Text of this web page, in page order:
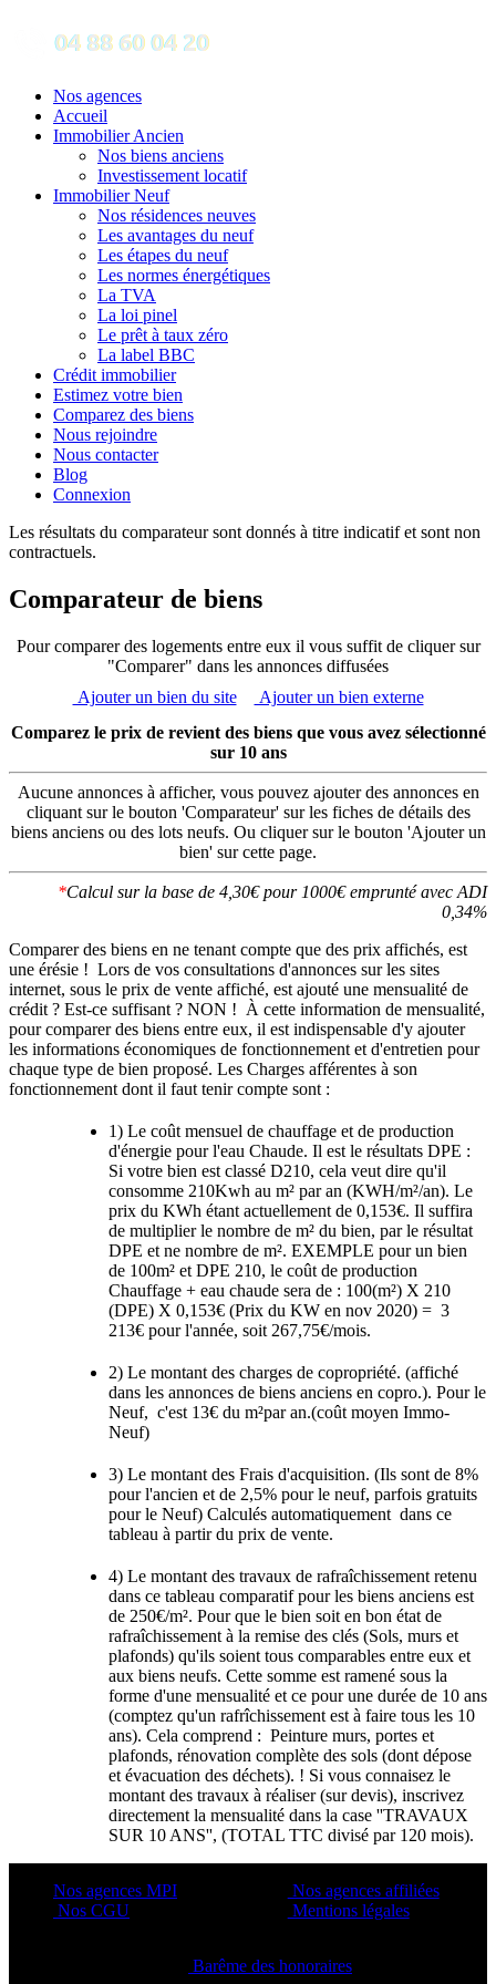
Nos agences
Accueil
Immobilier Ancien
Nos biens anciens
Investissement locatif
Immobilier Neuf
Nos résidences neuves
Les avantages du neuf
Les étapes du neuf
Les normes énergétiques
La TVA
La loi pinel
Le prêt à taux zéro
La label BBC
Crédit immobilier
Estimez votre bien
Comparez des biens
Nous rejoindre
Nous contacter
Blog
Connexion
Les résultats du comparateur sont donnés à titre indicatif et sont non
contractuels.
Comparateur de biens
Pour comparer des logements entre eux il vous suffit de cliquer sur
"Comparer" dans les annonces diffusées
Ajouter un bien du site
Ajouter un bien externe
Comparez le prix de revient des biens que vous avez sélectionné
sur 10 ans
Aucune annonces à afficher, vous pouvez ajouter des annonces en
cliquant sur le bouton 'Comparateur' sur les fiches de détails des
biens anciens ou des lots neufs. Ou cliquer sur le bouton 'Ajouter un
bien' sur cette page.
*Calcul sur la base de 4,30€ pour 1000€ emprunté avec ADI
0,34%
Comparer des biens en ne tenant compte que des prix affichés, est
une érésie ! Lors de vos consultations d'annonces sur les sites
internet, sous le prix de vente affiché, est ajouté une mensualité de
crédit ? Est-ce suffisant ? NON ! À cette information de mensualité,
pour comparer des biens entre eux, il est indispensable d'y ajouter
les informations économiques de fonctionnement et d'entretien pour
chaque type de bien proposé. Les Charges afférentes à son
fonctionnement dont il faut tenir compte sont :
1) Le coût mensuel de chauffage et de production
d'énergie pour l'eau Chaude. Il est le résultats DPE :
Si votre bien est classé D210, cela veut dire qu'il
consomme 210Kwh au m² par an (KWH/m²/an). Le
prix du KWh étant actuellement de 0,153€. Il suffira
de multiplier le nombre de m² du bien, par le résultat
DPE et ne nombre de m². EXEMPLE pour un bien
de 100m² et DPE 210, le coût de production
Chauffage + eau chaude sera de : 100(m²) X 210
(DPE) X 0,153€ (Prix du KW en nov 2020) = 3
213€ pour l'année, soit 267,75€/mois.
2) Le montant des charges de copropriété. (affiché
dans les annonces de biens anciens en copro.). Pour le
Neuf, c'est 13€ du m²par an.(coût moyen Immo-
Neuf)
3) Le montant des Frais d'acquisition. (Ils sont de 8%
pour l'ancien et de 2,5% pour le neuf, parfois gratuits
pour le Neuf) Calculés automatiquement dans ce
tableau à partir du prix de vente.
4) Le montant des travaux de rafraîchissement retenu
dans ce tableau comparatif pour les biens anciens est
de 250€/m². Pour que le bien soit en bon état de
rafraîchissement à la remise des clés (Sols, murs et
plafonds) qu'ils soient tous comparables entre eux et
aux biens neufs. Cette somme est ramené sous la
forme d'une mensualité et ce pour une durée de 10 ans
(comptez qu'un rafrîchissement est à faire tous les 10
ans). Cela comprend : Peinture murs, portes et
plafonds, rénovation complète des sols (dont dépose
et évacuation des déchets). ! Si vous connaisez le
montant des travaux à réaliser (sur devis), inscrivez
directement la mensualité dans la case ''TRAVAUX
SUR 10 ANS'', (TOTAL TTC divisé par 120 mois).
Nos agences MPI
Nos CGU
Nos agences affiliées
Mentions légales
Barême des honoraires